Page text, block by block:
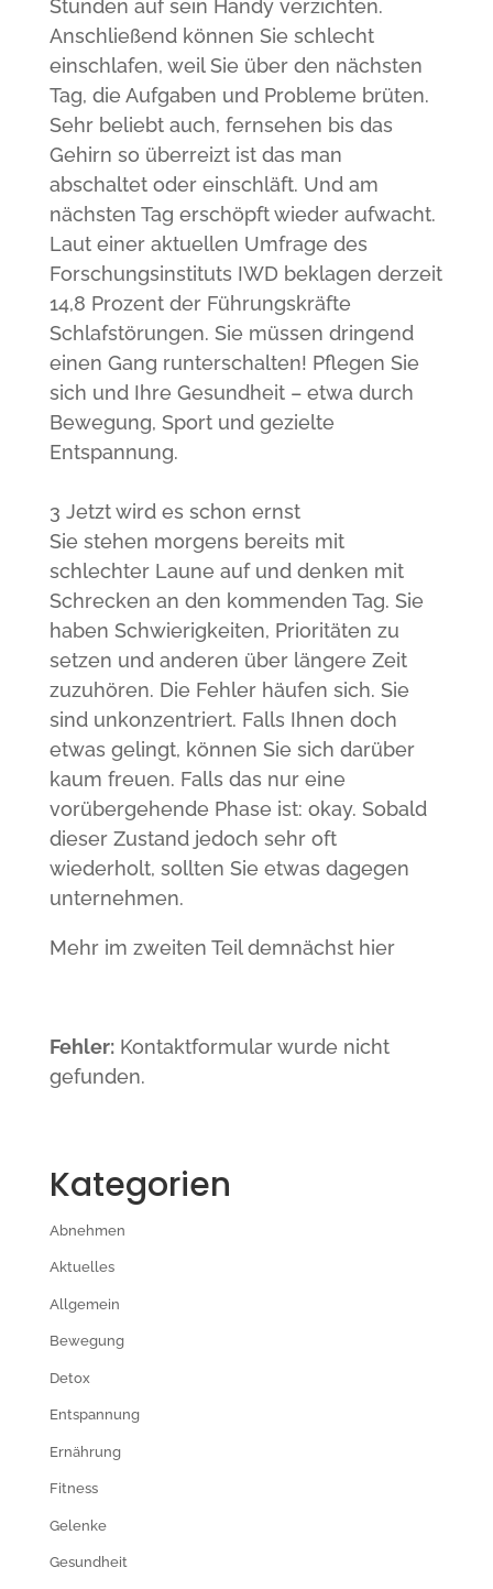
Stunden auf sein Handy verzichten.
Anschließend können Sie schlecht
einschlafen, weil Sie über den nächsten
Tag, die Aufgaben und Probleme brüten.
Sehr beliebt auch, fernsehen bis das
Gehirn so überreizt ist das man
abschaltet oder einschläft. Und am
nächsten Tag erschöpft wieder aufwacht.
Laut einer aktuellen Umfrage des
Forschungsinstituts IWD beklagen derzeit
14,8 Prozent der Führungskräfte
Schlafstörungen. Sie müssen dringend
einen Gang runterschalten! Pflegen Sie
sich und Ihre Gesundheit – etwa durch
Bewegung, Sport und gezielte
Entspannung.
3 Jetzt wird es schon ernst
Sie stehen morgens bereits mit
schlechter Laune auf und denken mit
Schrecken an den kommenden Tag. Sie
haben Schwierigkeiten, Prioritäten zu
setzen und anderen über längere Zeit
zuzuhören. Die Fehler häufen sich. Sie
sind unkonzentriert. Falls Ihnen doch
etwas gelingt, können Sie sich darüber
kaum freuen. Falls das nur eine
vorübergehende Phase ist: okay. Sobald
dieser Zustand jedoch sehr oft
wiederholt, sollten Sie etwas dagegen
unternehmen.
Mehr im zweiten Teil demnächst hier
Fehler:Kontaktformular wurde nicht
gefunden.
Kategorien
Abnehmen
Aktuelles
Allgemein
Bewegung
Detox
Entspannung
Ernährung
Fitness
Gelenke
Gesundheit